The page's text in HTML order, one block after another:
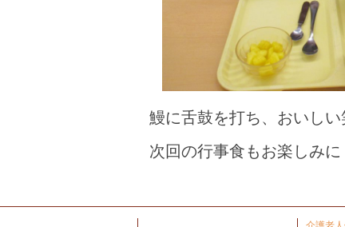
鰻に舌鼓を打ち、おいし
次回の行事食もお楽しみに